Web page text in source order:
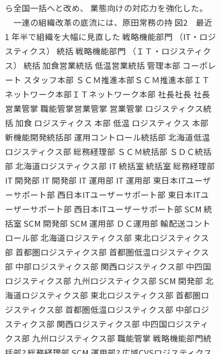
ら全国一括へと改め、 業態向けの対応力を強化した。
一連の組織改革の底流には、原田常務の持 図2 最近
1 年半で組織を大幅に見直した 戦略機能部門 （IT・ロジ
スティクス） 統括 戦略機能部門 （ＩＴ・ロジスティク
ス） 統括 加食営業統括 低温営業統括 管理本部 コーポレ
ート スタッフ本部 ＳＣＭ推進本部ＳＣＭ推進本部ＩＴ
ネットワーク本部ＩＴネットワーク本部 社長社長 社長
営業管掌 職能管掌営業管掌 営業管掌 ロジスティクス統
括 加食 ロジスティクス 本部 低温 ロジスティクス 本部
新機能開発統括部 運用コントロール統括部 北海道低温
ロジスティクス部 総務経理部 ＳＣＭ統括部 ＳＤＣ統括
部 北海道ロジスティクス部 IT 統括室 統括室 総務経理部
IT 開発部 IT 開発部 IT 運用部 IT 運用部 東日本ITユーザ
ーサポート部 西日本ITユーザーサポート部 東日本ITユ
ーザーサポート部 西日本ITユーザーサポート部 SCM 統
括室 SCM 開発部 SCM 運用部 ＤＣ運用部 輸配送コント
ロール部 北海道ロジスティクス部 東北ロジスティクス
部 首都圏ロジスティクス部 首都圏低温ロジスティクス
部 中部ロジスティクス部 関西ロジスティクス部 中四国
ロジスティクス部 九州ロジスティクス部 SCM 開発部 北
海道ロジスティクス部 東北ロジスティクス部 首都圏ロ
ジスティクス部 首都圏低温ロジスティクス部 中部ロジ
スティクス部 関西ロジスティクス部 中四国ロジスティ
クス部 九州ロジスティクス部 職能管掌 戦略機能部門統